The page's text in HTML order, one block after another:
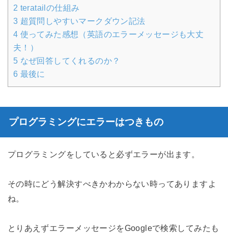
2 teratailの仕組み
3 超質問しやすいマークダウン記法
4 使ってみた感想（英語のエラーメッセージも大丈
夫！）
5 なぜ回答してくれるのか？
6 最後に
プログラミングにエラーはつきもの
プログラミングをしていると必ずエラーが出ます。
その時にどう解決すべきかわからない時ってありますよ
ね。
とりあえずエラーメッセージをGoogleで検索してみたも